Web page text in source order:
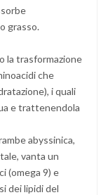
grasso.
la trasformazione
che
i quali
e trattenendola
abyssinica,
vanta un
(omega 9) e
dei lipidi del